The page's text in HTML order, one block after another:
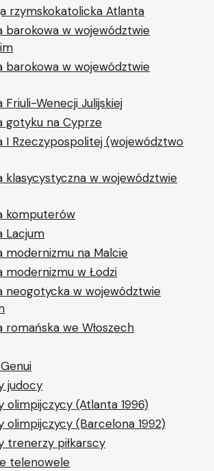
rzymskokatolicka Atlanta
barokowa w województwie
barokowa w województwie
Wenecji Julijskiej
gotyku na Cyprze
I Rzeczypospolitej (województwo
klasycystyczna w województwie
komputerów
Lacjum
modernizmu na Malcie
modernizmu w Łodzi
neogotycka w województwie
we Włoszech
judocy
olimpijczycy (Atlanta 1996)
olimpijczycy (Barcelona 1992)
trenerzy piłkarscy
telenowele